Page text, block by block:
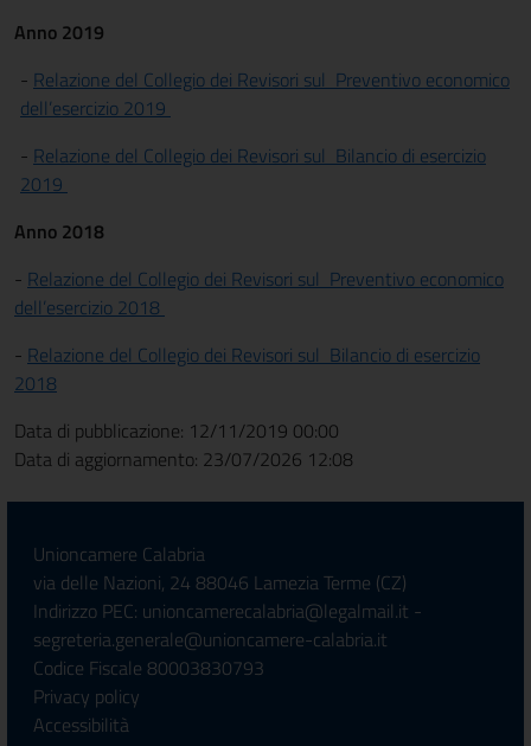
Anno 2019
- Relazione del Collegio dei Revisori sul Preventivo economico
dell’esercizio 2019
- Relazione del Collegio dei Revisori sul Bilancio di esercizio
2019
Anno 2018
- Relazione del Collegio dei Revisori sul Preventivo economico
dell’esercizio 2018
- Relazione del Collegio dei Revisori sul Bilancio di esercizio
2018
Data di pubblicazione: 12/11/2019 00:00
Data di aggiornamento: 23/07/2026 12:08
Unioncamere Calabria
via delle Nazioni, 24 88046 Lamezia Terme (CZ)
Indirizzo PEC: unioncamerecalabria@legalmail.it -
segreteria.generale@unioncamere-calabria.it
Codice Fiscale 80003830793
Privacy policy
Accessibilità